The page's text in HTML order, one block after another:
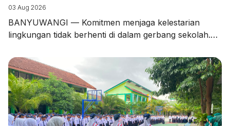
Edukasi Pengelolaan Sampah
03 Aug 2026
BANYUWANGI — Komitmen menjaga kelestarian
lingkungan tidak berhenti di dalam gerbang sekolah.
langsung ke lingkungan kampung sekitar untuk
menggelar aksi kampanye dan edukasi pengelolaan
sampah bersama warga masyarakat. Aksi ini
merupakan bentuk kepedulian nyata MTsN 1
Banyuwangi dalam merajut sinergi dengan warga
sekitar. Dalam kegiatan tersebut, para […]